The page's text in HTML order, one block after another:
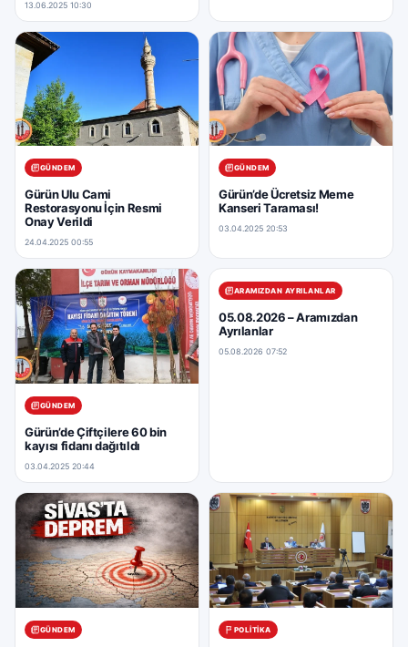
13.06.2025 10:30
GÜNDEM
Gürün Ulu Cami
Restorasyonu İçin Resmi
Onay Verildi
24.04.2025 00:55
GÜNDEM
Gürün’de Ücretsiz Meme
Kanseri Taraması!
03.04.2025 20:53
GÜNDEM
Gürün’de Çiftçilere 60 bin
kayısı fidanı dağıtıldı
03.04.2025 20:44
ARAMIZDAN AYRILANLAR
05.08.2026 – Aramızdan
Ayrılanlar
05.08.2026 07:52
GÜNDEM POLITIKA